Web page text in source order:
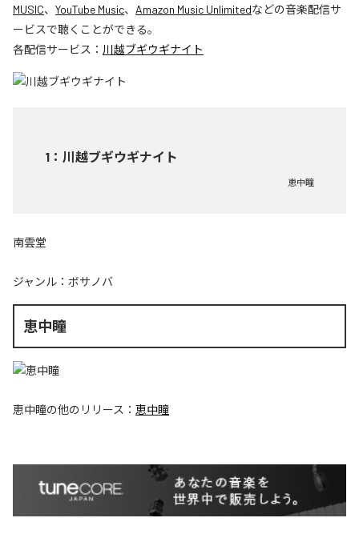
MUSIC、 YouTube Music、 Amazon Music Unlimitedなどの音楽配信サ
ービスで聴くことができる。
各配信サービス： 川越ブギウギナイト
1 ： 川越ブギウギナイト
恵中瞳
南雲堂
ジャンル： ボサノバ
恵中瞳
恵中瞳の他のリリース： 恵中瞳